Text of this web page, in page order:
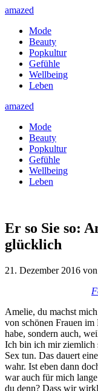
amazed
Mode
Beauty
Popkultur
Gefühle
Wellbeing
Leben
amazed
Mode
Beauty
Popkultur
Gefühle
Wellbeing
Leben
Er so Sie so:
glücklich
21. Dezember 2016 von
Amelie, du machst
von schönen Frauen
habe, sondern auch,
Ich bin ich mir ziemlich
Sex tun. Das dauert
wahr. Ist eben dann
war auch für mich
du denn? Dass wir